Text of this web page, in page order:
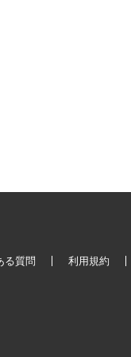
る質問 利用規約